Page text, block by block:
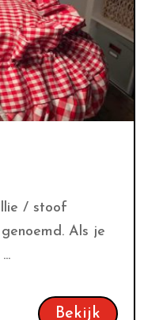
/ stoof
Als je
Bekijk